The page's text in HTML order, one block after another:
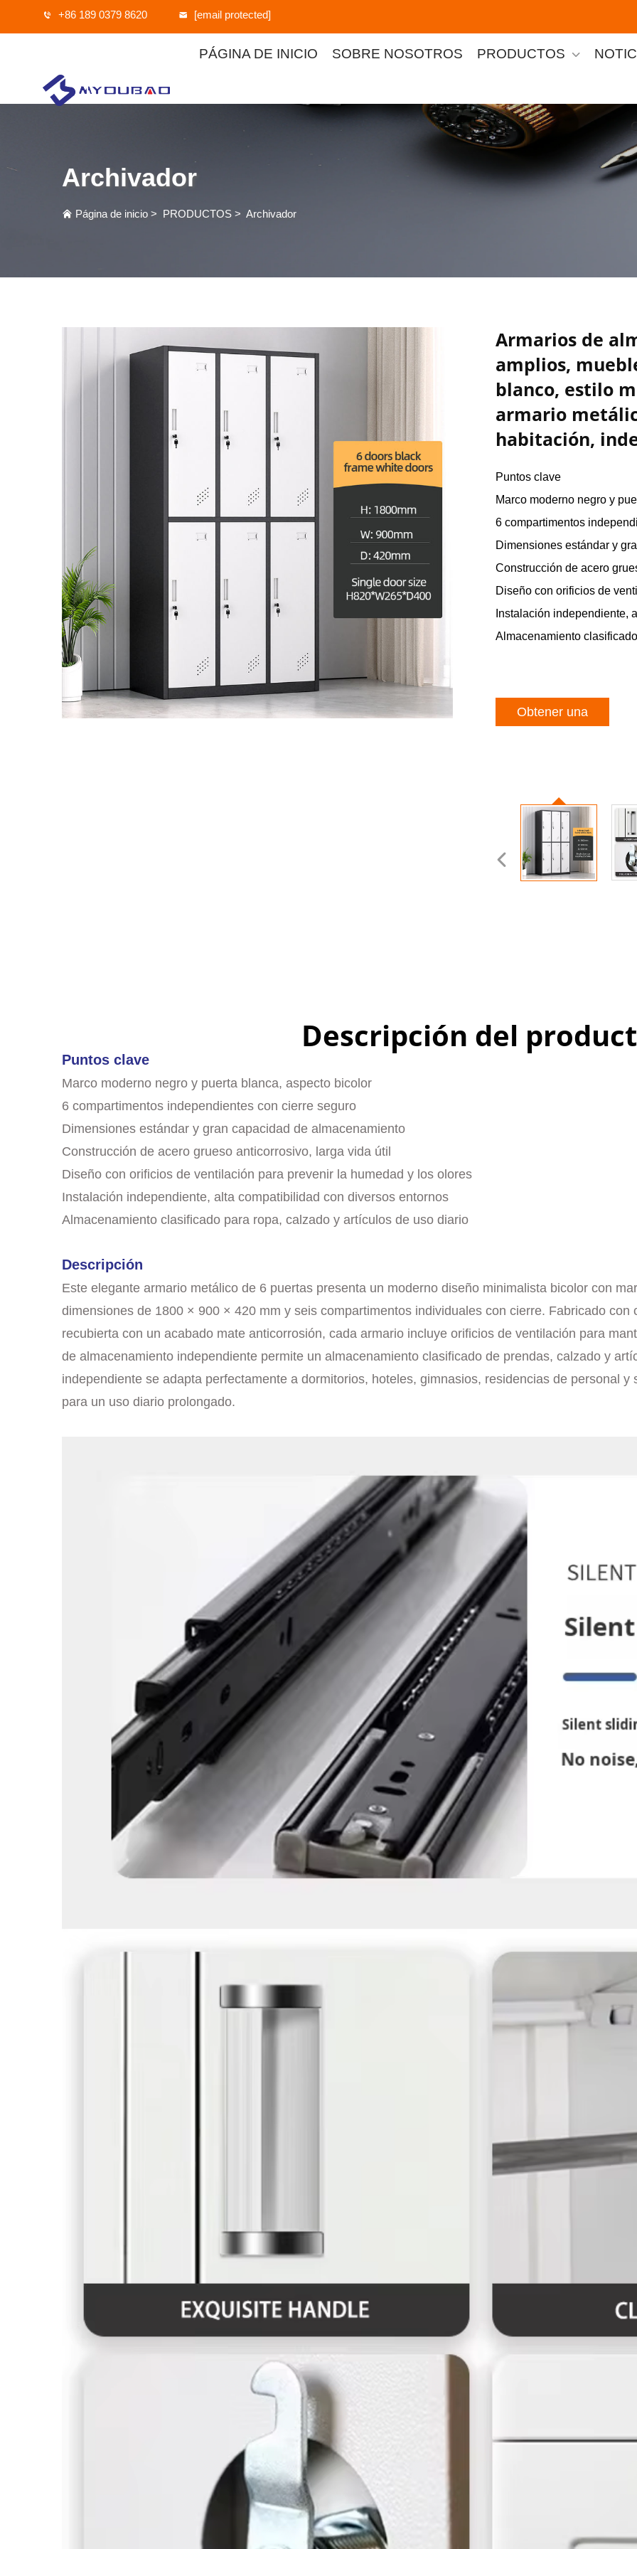
+86 189 0379 8620 [email protected]
PÁGINA DE INICIO SOBRE NOSOTROS PRODUCTOS
Archivador
Página de inicio > PRODUCTOS > Archivador
Armarios de
amplios,
blanco, estilo
armario
habitación,
Puntos clave
Marco moderno negro y
6 compartimentos
Dimensiones estándar y
Construcción de acero
Diseño con orificios de
Instalación independiente,
Almacenamiento
Obtener una
Descripción del
Puntos clave
Marco moderno negro y puerta blanca, aspecto bicolor
6 compartimentos independientes con cierre seguro
Dimensiones estándar y gran capacidad de almacenamiento
Construcción de acero grueso anticorrosivo, larga vida útil
Diseño con orificios de ventilación para prevenir la humedad y los olores
Instalación independiente, alta compatibilidad con diversos entornos
Almacenamiento clasificado para ropa, calzado y artículos de uso diario
Descripción
Este elegante armario metálico de 6 puertas presenta un moderno diseño minimalista bicolor con
dimensiones de 1800 × 900 × 420 mm y seis compartimentos individuales con cierre. Fabricado con
recubierta con un acabado mate anticorrosión, cada armario incluye orificios de ventilación para
de almacenamiento independiente permite un almacenamiento clasificado de prendas, calzado y
independiente se adapta perfectamente a dormitorios, hoteles, gimnasios, residencias de personal
para un uso diario prolongado.